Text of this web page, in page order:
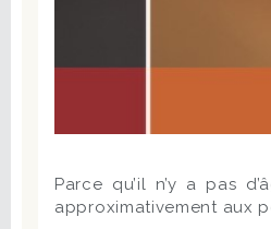
Parce qu’il n’y a pas
approximativement aux